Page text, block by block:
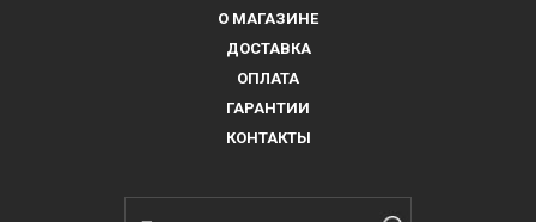
О МАГАЗИНЕ
ДОСТАВКА
ОПЛАТА
ГАРАНТИИ
КОНТАКТЫ